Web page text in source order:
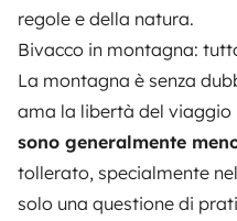
regole e della natura.
Bivacco in montagna:
La montagna è senza
ama la libertà del viaggio
sono generalmente
tollerato, specialmente
solo una questione di